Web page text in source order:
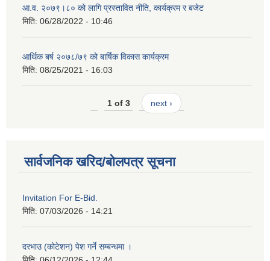
आ.व. २०७९।८० को लागि प्रस्तावित नीति, कार्यक्रम र बजेट
मिति: 06/28/2022 - 10:46
आर्थिक बर्ष २०७८/७९ को बार्षिक विकास कार्यक्रम
मिति: 08/25/2021 - 16:03
1 of 3 next ›
सार्वजनिक खरिद/बोलपत्र सूचना
Invitation For E-Bid.
मिति: 07/03/2026 - 14:21
दरभाउ (कोटेशन) पेश गर्ने सम्बन्धमा ।